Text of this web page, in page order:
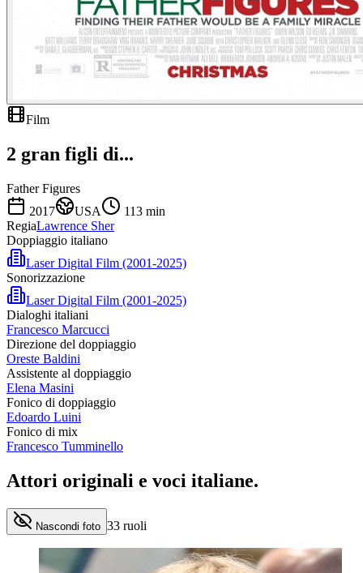
Film
2 gran figli di...
Father Figures
2017
USA 113 min
RegiaLawrence Sher
Doppiaggio italiano
Laser Digital Film (2001-2025)
Sonorizzazione
Laser Digital Film (2001-2025)
Dialoghi italiani
Francesco Marcucci
Direzione del doppiaggio
Oreste Baldini
Assistente al doppiaggio
Elena Masini
Fonico di doppiaggio
Edoardo Luini
Fonico di mix
Francesco Tumminello
Attori originali e voci italiane.
Nascondi foto 33 ruoli